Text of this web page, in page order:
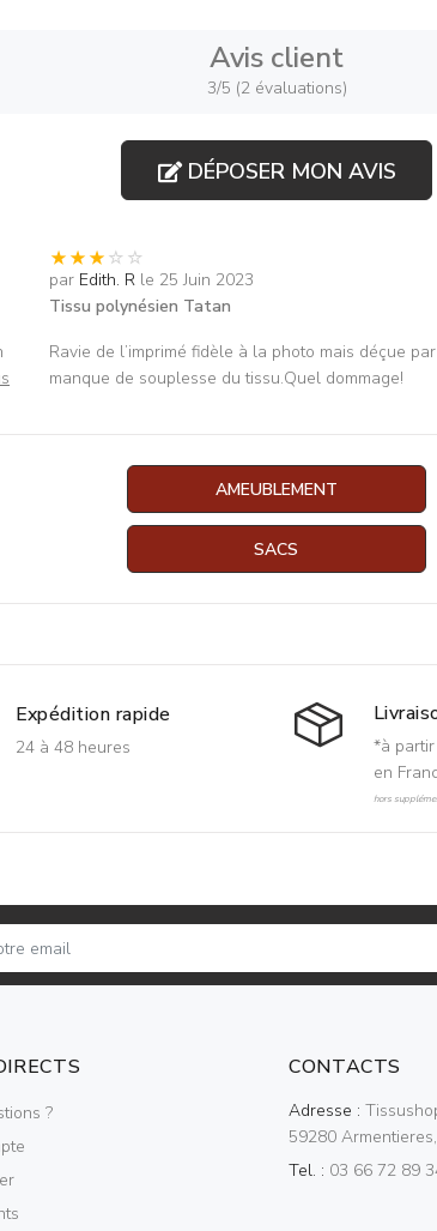
Avis client
3/5 (2 évaluations)
DÉPOSER MON AVIS
par Edith. R le 25 Juin 2023
Tissu polynésien Tatan
Ravie de l’imprimé fidèle à la photo mais déçue
manque de souplesse du tissu.Quel dommage!
AMEUBLEMENT
SACS
Expédition rapide
24 à 48 heures
*à
en
hors
?
CONTACTS
Adresse :
59280
Tel. : 03 66 72 89